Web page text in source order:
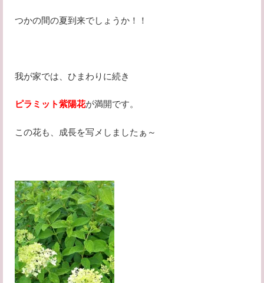
つかの間の夏到来でしょうか！！
我が家では、ひまわりに続き
ピラミット紫陽花が満開です。
この花も、成長を写メしましたぁ～